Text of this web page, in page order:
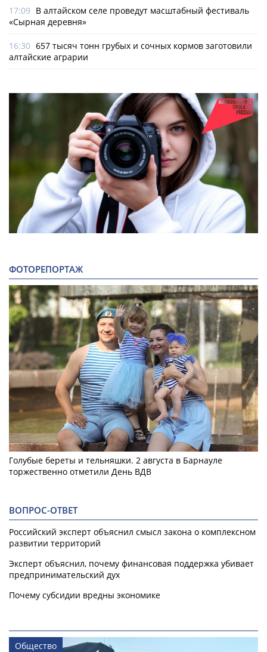
17:09 В алтайском селе проведут масштабный фестиваль
«Сырная деревня»
16:30 657 тысяч тонн грубых и сочных кормов заготовили
алтайские аграрии
ФОТОРЕПОРТАЖ
Голубые береты и тельняшки. 2 августа в Барнауле
торжественно отметили День ВДВ
ВОПРОС-ОТВЕТ
Российский эксперт объяснил смысл закона о комплексном
развитии территорий
Эксперт объяснил, почему финансовая поддержка убивает
предпринимательский дух
Почему субсидии вредны экономике
Общество